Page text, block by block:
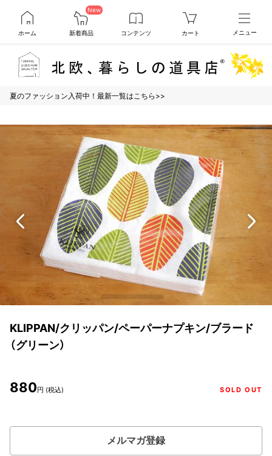
ホーム
New
新着商品 コンテンツ カート メニュー
夏のファッション入荷中！最新一覧はこちら>>
KLIPPAN/クリッパン/ペーパーナプキン/ブラード
（グリーン）
880円 (税込) SOLD OUT
メルマガ登録